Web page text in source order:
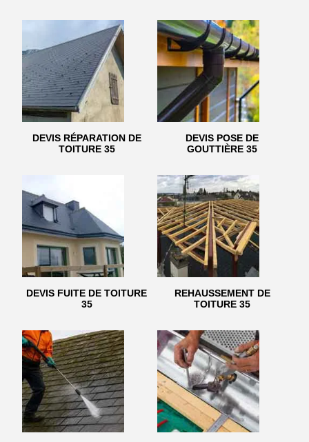
DEVIS RÉPARATION DE
TOITURE 35
DEVIS POSE DE
GOUTTIÈRE 35
DEVIS FUITE DE TOITURE
35
REHAUSSEMENT DE
TOITURE 35